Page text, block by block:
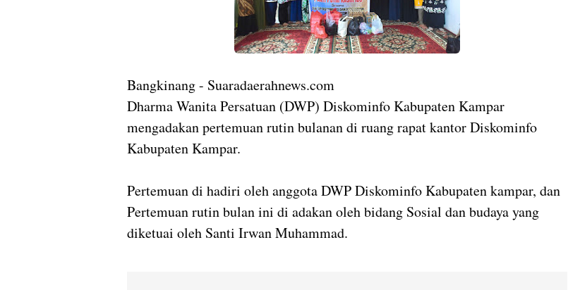
Bangkinang - Suaradaerahnews.com
Dharma Wanita Persatuan (DWP) Diskominfo Kabupaten Kampar
mengadakan pertemuan rutin bulanan di ruang rapat kantor Diskominfo
Kabupaten Kampar.
Pertemuan di hadiri oleh anggota DWP Diskominfo Kabupaten kampar, dan
Pertemuan rutin bulan ini di adakan oleh bidang Sosial dan budaya yang
diketuai oleh Santi Irwan Muhammad.